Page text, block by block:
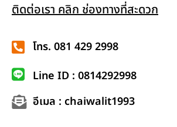
ติดต่อเรา คลิก ช่องทางที่สะดวก
โทร. 081 429 2998
Line ID : 0814292998
อีเมล : chaiwalit1993